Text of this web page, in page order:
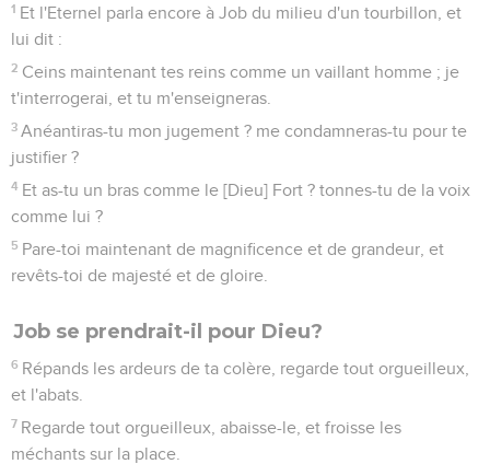
1 Et l'Eternel parla encore à Job du milieu d'un tourbillon, et
lui dit :
2 Ceins maintenant tes reins comme un vaillant homme ; je
t'interrogerai, et tu m'enseigneras.
3 Anéantiras-tu mon jugement ? me condamneras-tu pour te
justifier ?
4 Et as-tu un bras comme le [Dieu] Fort ? tonnes-tu de la voix
comme lui ?
5 Pare-toi maintenant de magnificence et de grandeur, et
revêts-toi de majesté et de gloire.
Job se prendrait-il pour Dieu?
6 Répands les ardeurs de ta colère, regarde tout orgueilleux,
et l'abats.
7 Regarde tout orgueilleux, abaisse-le, et froisse les
méchants sur la place.